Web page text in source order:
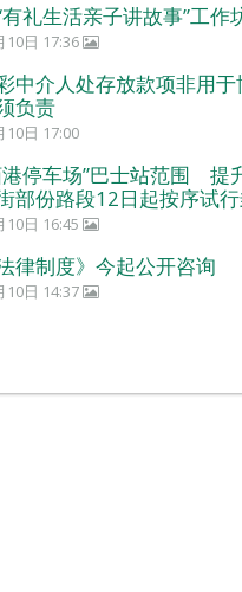
礼生活亲子讲故事”工作
10日 17:36
中介人处存放款项非用
负责
10日 17:00
港停车场”巴士站范围 提
部份路段12日起按序试
10日 16:45
律制度》今起公开咨询
10日 14:37